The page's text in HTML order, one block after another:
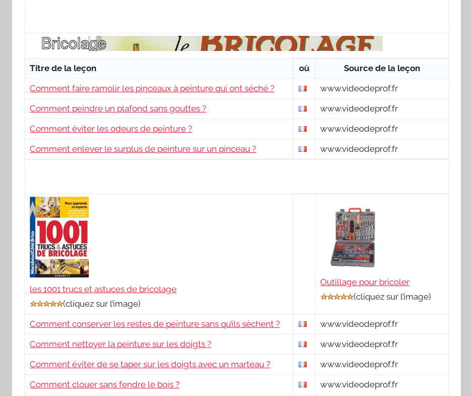
Titre de la leçon où
Source de la leçon
Comment faire ramolir les pinceaux à peinture qui ont séché ?
www.videodeprof.fr
Comment peindre un plafond sans gouttes ?
www.videodeprof.fr
Comment éviter les odeurs de peinture ?
www.videodeprof.fr
Comment enlever le surplus de peinture sur un pinceau ?
www.videodeprof.fr
les 1001 trucs et astuces de bricolage
(cliquez sur l’image)
Outillage pour bricoler
(cliquez sur l’image)
Comment conserver les restes de peinture sans qu’ils sèchent ?
www.videodeprof.fr
Comment nettoyer la peinture sur les doigts ?
www.videodeprof.fr
Comment éviter de se taper sur les doigts avec un marteau ?
www.videodeprof.fr
Comment clouer sans fendre le bois ?
www.videodeprof.fr